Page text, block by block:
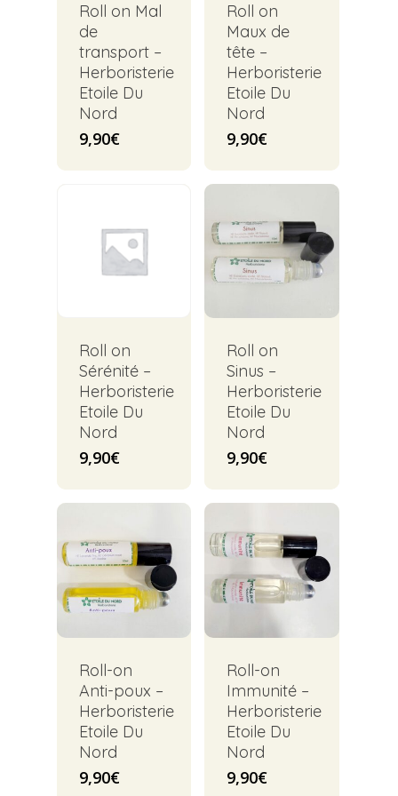
Roll on Mal
de
transport –
Herboristerie
Etoile Du
Nord
9,90€
Roll on
Maux de
tête –
Herboristerie
Etoile Du
Nord
9,90€
Roll on
Sérénité –
Herboristerie
Etoile Du
Nord
9,90€
Roll on
Sinus –
Herboristerie
Etoile Du
Nord
9,90€
Roll-on
Anti-poux –
Herboristerie
Etoile Du
Nord
9,90€
Roll-on
Immunité –
Herboristerie
Etoile Du
Nord
9,90€